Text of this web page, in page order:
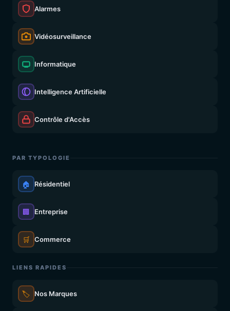
Alarmes
Vidéosurveillance
Informatique
Intelligence Artificielle
Contrôle d'Accès
PAR TYPOLOGIE
🏠 Résidentiel
🏢 Entreprise
🛒 Commerce
LIENS RAPIDES
🏷️ Nos Marques